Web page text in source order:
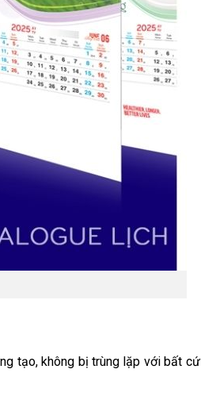
tạo, không bị trùng lặp với bất cứ